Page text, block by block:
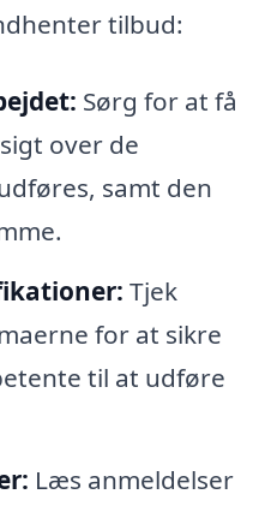
tilbud:
Sørg for at få
over de
samt den
Tjek
for at sikre
til at udføre
Læs anmeldelser